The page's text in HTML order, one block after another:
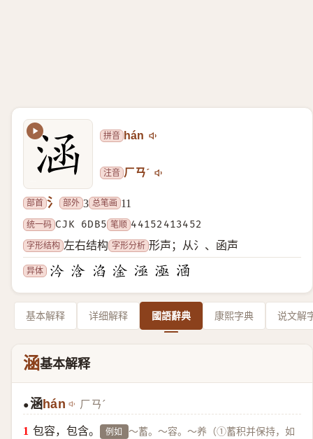
拼音 hán
注音 ㄏㄢˊ
部首 氵 部外 3 总笔画 11
统一码 CJK 6DB5 笔顺 44152413452
字形结构 左右结构 字形分析 形声；从氵、函声
异体
基本解释 详细解释 國語辭典 康熙字典 说文解
涵基本解释
●涵hán ㄏㄢˊ
包容，包含。 例如 ～蓄。～容。～养（①蓄积并保持，如